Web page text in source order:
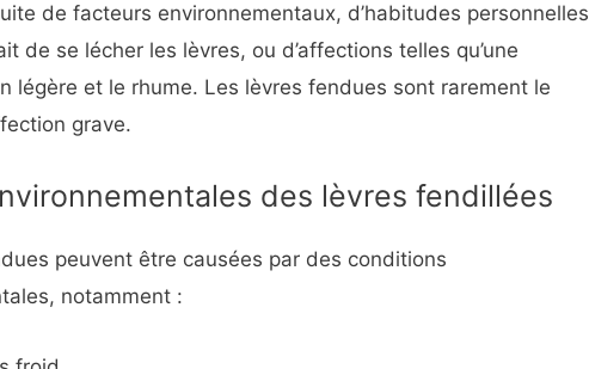
de facteurs environnementaux, d’habitudes personnelles
de se lécher les lèvres, ou d’affections telles qu’une
légère et le rhume. Les lèvres fendues sont rarement le
grave.
des lèvres fendillées
peuvent être causées par des conditions
notamment :